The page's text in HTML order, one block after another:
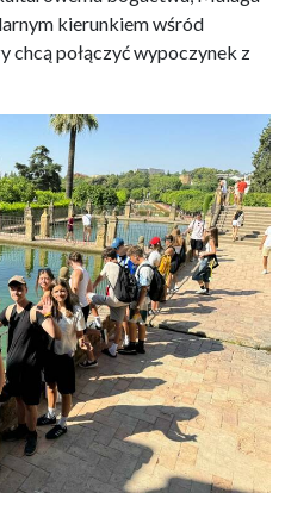
kierunkiem wśród
chcą połączyć wypoczynek z